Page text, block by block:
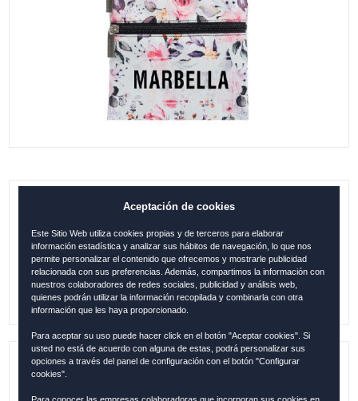
B. ASA MARBELLA ROSAS-BLANCO
(ESP2227)
0.00€
Referencia:
Aceptación de cookies
Este Sitio Web utiliza cookies propias y de terceros para elaborar
información estadística y analizar sus hábitos de navegación, lo que nos
permite personalizar el contenido que ofrecemos y mostrarle publicidad
relacionada con sus preferencias. Además, compartimos la información con
nuestros colaboradores de redes sociales, publicidad y análisis web,
quienes podrán utilizar la información recopilada y combinarla con otra
información que les haya proporcionado.
Para aceptar su uso puede hacer click en el botón "Aceptar cookies". Si
usted no está de acuerdo con alguna de estas, podrá personalizar sus
opciones a través del panel de configuración con el botón "Configurar
cookies".